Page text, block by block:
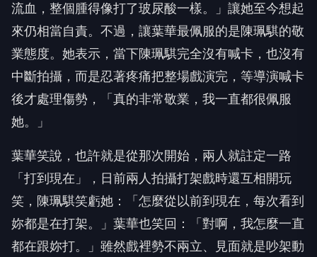
來仍相當自責。不過，讓葉華最佩服的是陳珮騏的敬
業態度。她表示，當下陳珮騏完全沒有喊卡，也沒有
中斷拍攝，而是忍著疼痛把整場戲演完，等導演喊卡
後才處理傷勢，「真的非常敬業，我一直都很佩服
她。」
葉華笑說，也許就是從那次開始，兩人就註定一路
「打到現在」，日前兩人拍攝打架戲時還互相開玩
笑，陳珮騏笑虧她：「怎麼從以前到現在，每次看到
妳都是在打架。」葉華也笑回：「對啊，我怎麼一直
都在跟妳打。」雖然戲裡勢不兩立、見面就是吵架動
手，但她強調，私底下彼此感情其實非常好，「戲裡